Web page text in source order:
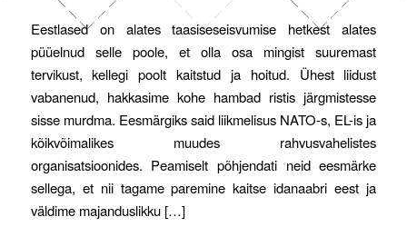
Eestlased on alates taasiseseisvumise hetkest alates
püüelnud selle poole, et olla osa mingist suuremast
tervikust, kellegi poolt kaitstud ja hoitud. Ühest liidust
vabanenud, hakkasime kohe hambad ristis järgmistesse
sisse murdma. Eesmärgiks said liikmelisus NATO-s, EL-is ja
kõikvõimalikes muudes rahvusvahelistes
organisatsioonides. Peamiselt põhjendati neid eesmärke
sellega, et nii tagame paremine kaitse idanaabri eest ja
väldime majanduslikku […]